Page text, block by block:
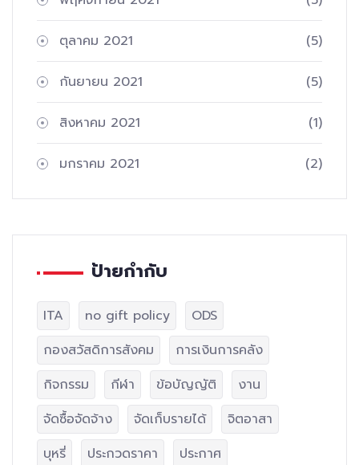
ตุลาคม 2021 (5)
กันยายน 2021 (5)
สิงหาคม 2021 (1)
มกราคม 2021 (2)
ป้ายกำกับ
ITA no gift policy
ODS
กองสวัสดิการสังคม
การเงินการคลัง
กิจกรรม
กีฬา ข้อบัญญัติ
งาน
จัดซื้อจัดจ้าง
จัดเก็บรายได้
จิตอาสา
บุหรี่
ประกวดราคา
ประกาศ